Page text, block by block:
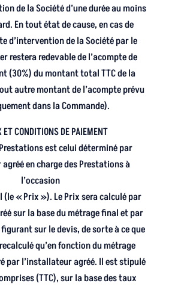
de la Société d’une durée au moins
En tout état de cause, en cas de
d’intervention de la Société par le
restera redevable de l’acompte de
(30%) du montant total TTC de la
autre montant de l’acompte prévu
dans la Commande).
ET CONDITIONS DE PAIEMENT
est celui déterminé par
en charge des Prestations à
l’occasion
(le « Prix »). Le Prix sera calculé par
sur la base du métrage final et par
sur le devis, de sorte à ce que
qu’en fonction du métrage
par l’installateur agréé. Il est stipulé
(TTC), sur la base des taux